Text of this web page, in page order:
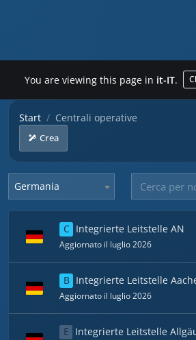
You are viewing this page in it-IT.
Start Centrali operative
Crea
Germania
C Integrierte Leitstelle AN
Aggiornato il luglio 2026
B Integrierte Leitstelle
Aggiornato il luglio 2026
E Integrierte Leitstelle